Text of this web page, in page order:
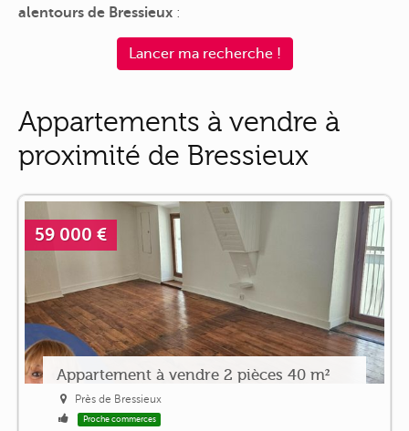
alentours de Bressieux :
Lancer ma recherche !
Appartements à vendre à
proximité de Bressieux
59 000 €
Appartement à vendre 2 pièces 40 m²
Près de Bressieux
Proche commerces